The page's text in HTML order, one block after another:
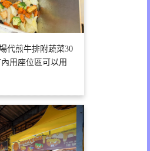
代煎牛排附蔬菜30
用座位區可以用